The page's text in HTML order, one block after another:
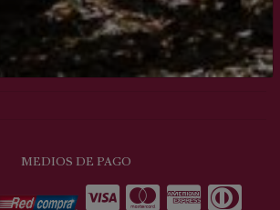
Contacto
MEDIOS DE PAGO